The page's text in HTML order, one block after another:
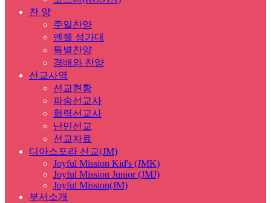
찬 양
주일찬양
엔젤 성가대
특별찬양
경배와 찬양
선교사역
선교현황
파송선교사
협력선교사
난민선교
선교자료
디아스포라 선교(JM)
Joyful Mission Kid's (JMK)
Joyful Mission Junior (JMJ)
Joyful Mission(JM)
부서소개